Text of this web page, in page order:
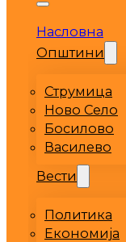
Насловна
Општини
Струмица
Ново Село
Босилово
Василево
Вести
Политика
Економија